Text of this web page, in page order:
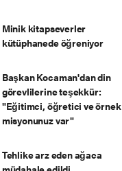
Minik kitapseverler
kütüphanede öğreniyor
Başkan Kocaman'dan din
görevlilerine teşekkür:
"Eğitimci, öğretici ve örnek
misyonunuz var"
Tehlike arz eden ağaca